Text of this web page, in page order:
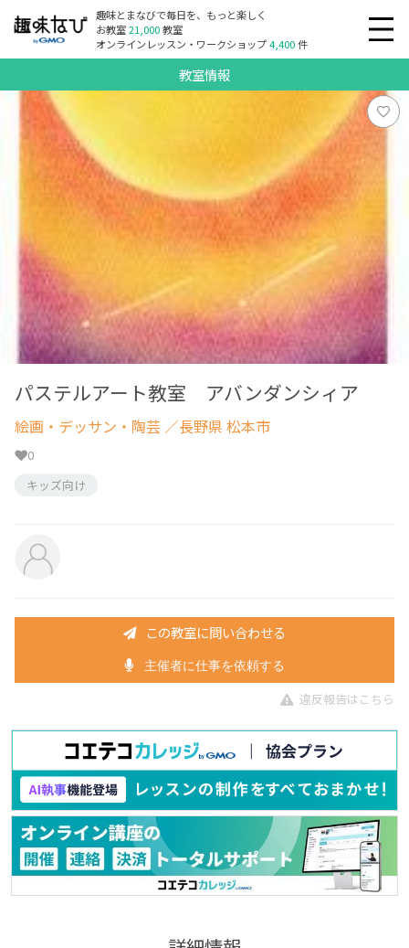
趣味とまなびで毎日を、もっと楽しく
お教室21,000教室
オンラインレッスン・ワークショップ4,400件
教室情報
パステルアート教室 アバンダンシィア
絵画・デッサン・陶芸 ／長野県 松本市
0
キッズ向け
この教室に問い合わせる
主催者に仕事を依頼する
違反報告はこちら